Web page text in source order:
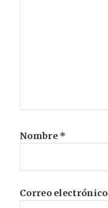
Nombre *
Correo electrónico